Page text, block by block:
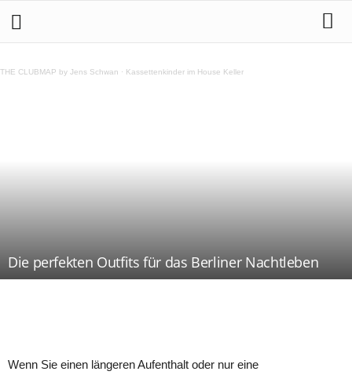
THE CLUBMAP by Jens Schwan · Kassettenkinder im House Keller
Die perfekten Outfits für das Berliner Nachtleben
Wenn Sie einen längeren Aufenthalt oder nur eine